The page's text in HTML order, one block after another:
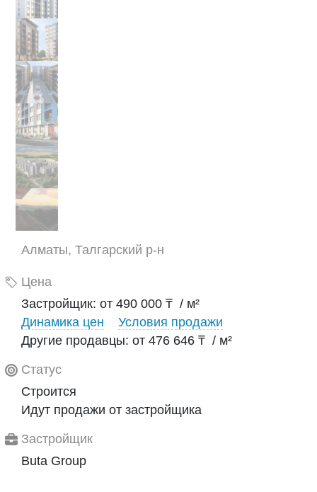
Алматы, Талгарский р-н
Цена
Застройщик: от 490 000 ₸ / м²
Динамика цен
Условия продажи
Другие продавцы: от 476 646 ₸ / м²
Статус
Строится
Идут продажи от застройщика
Застройщик
Buta Group